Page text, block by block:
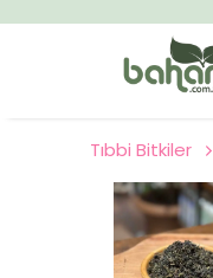
Tıbbi Bitkiler